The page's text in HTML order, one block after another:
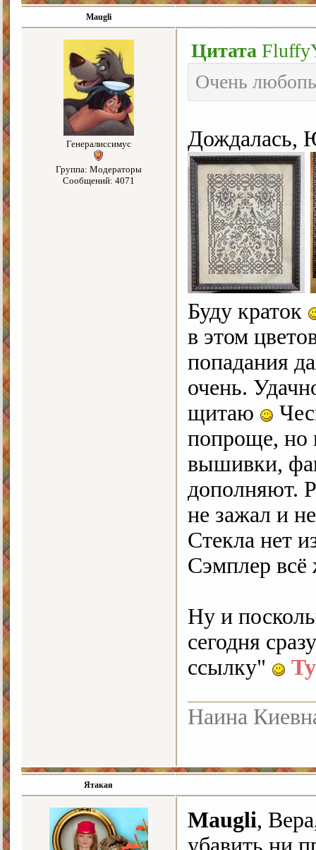
Maugli
Генералиссимус
Группа: Модераторы
Сообщений: 4071
Цитата
Очень
Дождалась,
Буду краток
в этом
попадания
очень.
щитаю
попроще, но
вышивки,
дополняют.
не зажал и
Стекла нет
Сэмплер
Ну и
сегодня
ссылку"
Наина
Ятакая
Maugli,